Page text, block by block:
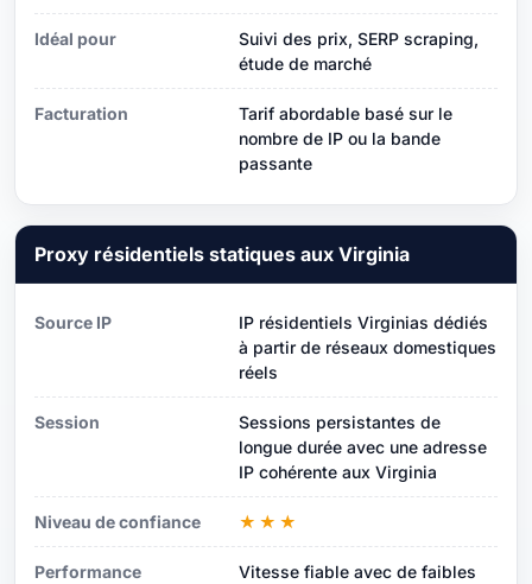
Idéal pour
Suivi des prix, SERP scraping,
étude de marché
Facturation
Tarif abordable basé sur le
nombre de IP ou la bande
passante
Proxy résidentiels statiques aux Virginia
Source IP
IP résidentiels Virginias dédiés
à partir de réseaux domestiques
réels
Session
Sessions persistantes de
longue durée avec une adresse
IP cohérente aux Virginia
Niveau de confiance ★★★
Performance
Vitesse fiable avec de faibles